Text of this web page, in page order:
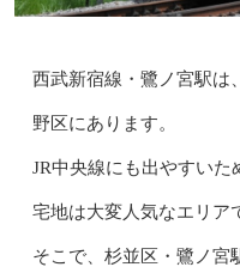
西武新宿線・鷺ノ宮駅は
野区にあります。
JR中央線にも出やすい
宅地は大変人気なエリア
そこで、杉並区・鷺ノ宮